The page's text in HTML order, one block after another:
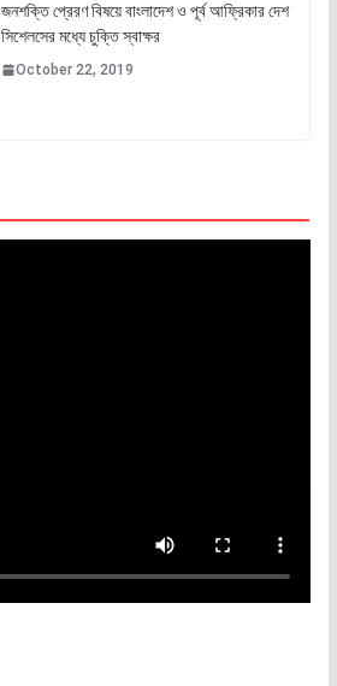
জনশক্তি প্রেরণ বিষয়ে বাংলাদেশ ও পূর্ব আফ্রিকার দেশ
সিশেলসের মধ্যে চুক্তি স্বাক্ষর
October 22, 2019